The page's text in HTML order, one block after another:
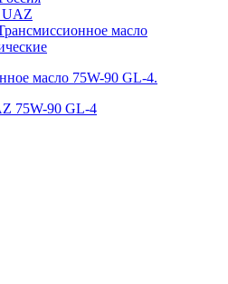
UAZ
масло
масло 75W-90 GL-4.
75W-90 GL-4